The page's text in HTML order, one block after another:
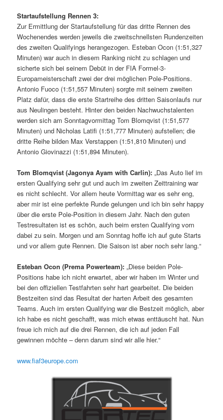
Startaufstellung Rennen 3:
Zur Ermittlung der Startaufstellung für das dritte Rennen des
Wochenendes werden jeweils die zweitschnellsten Rundenzeiten
des zweiten Qualifyings herangezogen. Esteban Ocon (1:51,327
Minuten) war auch in diesem Ranking nicht zu schlagen und
sicherte sich bei seinem Debüt in der FIA Formel-3-
Europameisterschaft zwei der drei möglichen Pole-Positions.
Antonio Fuoco (1:51,557 Minuten) sorgte mit seinem zweiten
Platz dafür, dass die erste Startreihe des dritten Saisonlaufs nur
aus Neulingen besteht. Hinter den beiden Nachwuchstalenten
werden sich am Sonntagvormittag Tom Blomqvist (1:51,577
Minuten) und Nicholas Latifi (1:51,777 Minuten) aufstellen; die
dritte Reihe bilden Max Verstappen (1:51,810 Minuten) und
Antonio Giovinazzi (1:51,894 Minuten).
Tom Blomqvist (Jagonya Ayam with Carlin): „Das Auto lief im
ersten Qualifying sehr gut und auch im zweiten Zeittraining war
es nicht schlecht. Vor allem heute Vormittag war es sehr eng,
aber mir ist eine perfekte Runde gelungen und ich bin sehr happy
über die erste Pole-Position in diesem Jahr. Nach den guten
Testresultaten ist es schön, auch beim ersten Qualifying vorn
dabei zu sein. Morgen und am Sonntag hoffe ich auf gute Starts
und vor allem gute Rennen. Die Saison ist aber noch sehr lang.“
Esteban Ocon (Prema Powerteam): „Diese beiden Pole-
Positions habe ich nicht erwartet, aber wir haben im Winter und
bei den offiziellen Testfahrten sehr hart gearbeitet. Die beiden
Bestzeiten sind das Resultat der harten Arbeit des gesamten
Teams. Auch im ersten Qualifying war die Bestzeit möglich, aber
ich habe es nicht geschafft, was mich etwas enttäuscht hat. Nun
freue ich mich auf die drei Rennen, die ich auf jeden Fall
gewinnen möchte – denn darum sind wir alle hier.“
www.fiaf3europe.com